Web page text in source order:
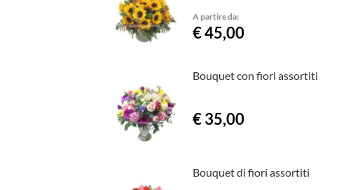
A partire da:
€ 45,00
Bouquet con fiori assortiti
€ 35,00
Bouquet di fiori assortiti